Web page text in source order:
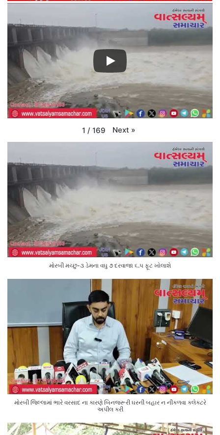
1 / 169 Next »
મોરબી મચ્છુ-૩ ડેમના વઘુ ૭ દરવાજા ૬.૫ ફૂટ ખોલાશે
મોરબી જિલ્લામાં ભારે વરસાદ ના કારણે બિનજરૂરી ઘરની બહાર ન નીકળવા કલેક્ટરે
અપીલ કરી